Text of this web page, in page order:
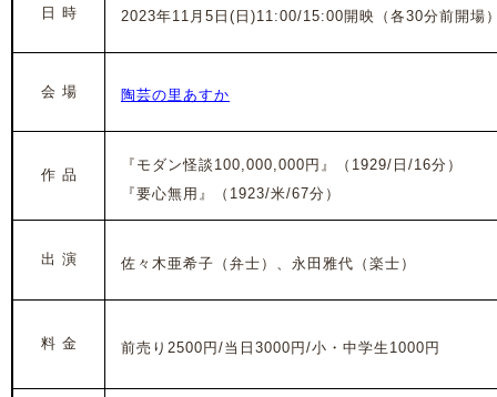
日 時 2023年11月5日(日)11:00/15:00開映（各30分前開場
会 場 陶芸の里あすか
作 品
『モダン怪談100,000,000円』（1929/日/16分）
『要心無用』（1923/米/67分）
出 演 佐々木亜希子 （弁士）、永田雅代（楽士）
料 金 前売り2500円/当日3000円/小・中学生1000円